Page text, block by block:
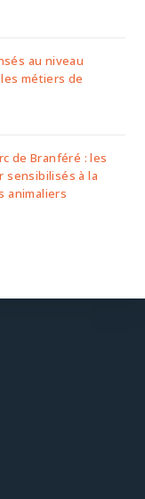
au niveau
métiers de
de Branféré : les
sensibilisés à la
animaliers